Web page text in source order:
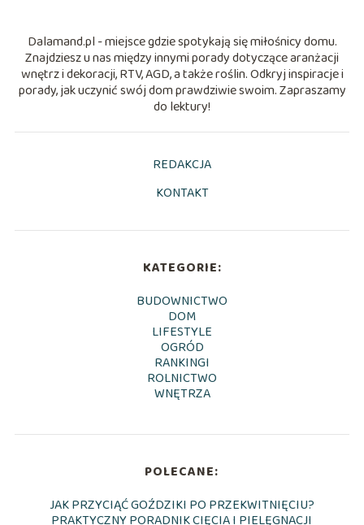
Dalamand.pl - miejsce gdzie spotykają się miłośnicy domu.
Znajdziesz u nas między innymi porady dotyczące aranżacji
wnętrz i dekoracji, RTV, AGD, a także roślin. Odkryj inspiracje i
porady, jak uczynić swój dom prawdziwie swoim. Zapraszamy
do lektury!
REDAKCJA
KONTAKT
KATEGORIE:
BUDOWNICTWO
DOM
LIFESTYLE
OGRÓD
RANKINGI
ROLNICTWO
WNĘTRZA
POLECANE:
JAK PRZYCIĄĆ GOŹDZIKI PO PRZEKWITNIĘCIU?
PRAKTYCZNY PORADNIK CIĘCIA I PIELĘGNACJI